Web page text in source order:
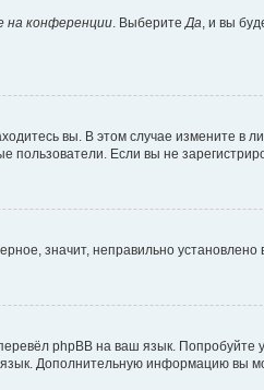
на конференции. ВыберитеДа, и вы
вы. В этом случае измените в
пользователи. Если вы не
значит, неправильно
phpBB на ваш язык.
язык. Дополнительную информацию вы